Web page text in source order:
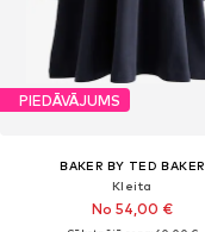
PIEDĀVĀJUMS
BAKER BY TED BAKER
Kleita
No 54,00 €